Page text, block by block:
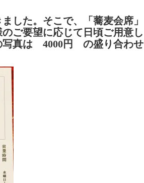
した。そこで、「蕎麦会席」
ご要望に応じて日頃ご用意し
写真は 4000円 の盛り合わせ